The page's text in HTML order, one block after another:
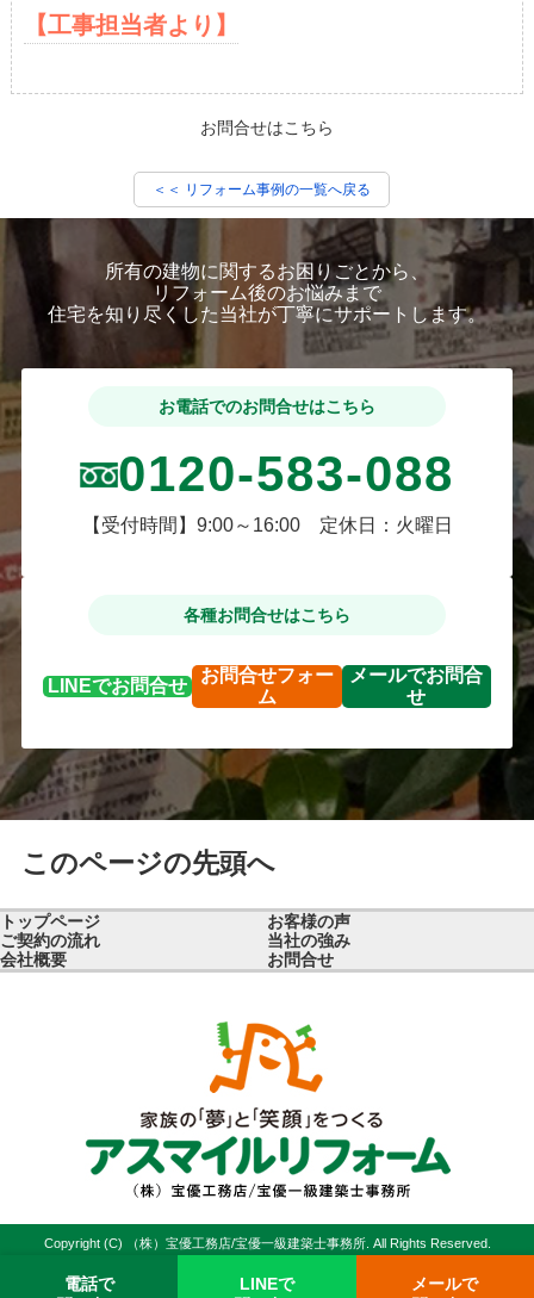
【工事担当者より】
お問合せはこちら
＜＜ リフォーム事例の一覧へ戻る
所有の建物に関するお困りごとから、
リフォーム後のお悩みまで
住宅を知り尽くした当社が丁寧にサポートします。
お電話でのお問合せはこちら
0120-583-088
【受付時間】9:00～16:00 定休日：火曜日
各種お問合せはこちら
LINEでお問合せ
お問合せフォー
ム
メールでお問合
せ
このページの先頭へ
トップページ
お客様の声
ご契約の流れ
当社の強み
会社概要
お問合せ
Copyright (C) （株）宝優工務店/宝優一級建築士事務所. All Rights Reserved.
電話で
LINEで
メールで